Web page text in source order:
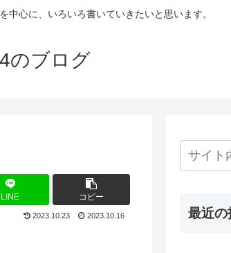
心に、いろいろ書いていきたいと思います。
のブログ
LINE コピー
2023.10.23 2023.10.16 最近の